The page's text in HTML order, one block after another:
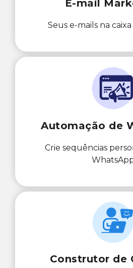
E-mail
Seus e-mails na
Automação de
Crie sequências
Construtor de